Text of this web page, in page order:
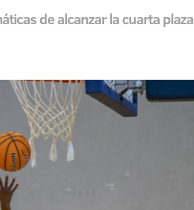
de alcanzar la cuarta plaza